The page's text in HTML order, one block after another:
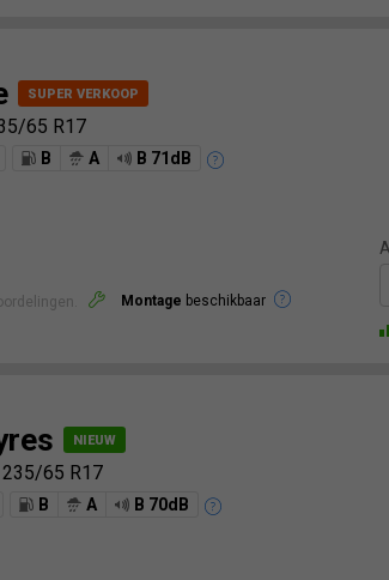
65 R17
B A
B 71dB
Montage beschikbaar
235/65 R17
B A
B 70dB